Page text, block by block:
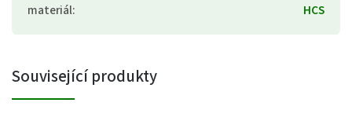
materiál: HCS
Související produkty